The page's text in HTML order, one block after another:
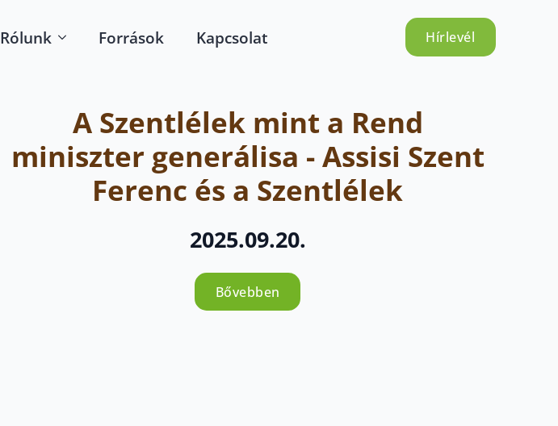
Rólunk Források Kapcsolat Hírlevél
A Szentlélek mint a Rend
miniszter generálisa - Assisi Szent
Ferenc és a Szentlélek
2025.09.20.
Bővebben